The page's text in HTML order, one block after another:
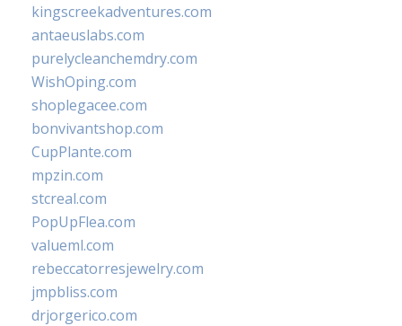
kingscreekadventures.com
antaeuslabs.com
purelycleanchemdry.com
WishOping.com
shoplegacee.com
bonvivantshop.com
CupPlante.com
mpzin.com
stcreal.com
PopUpFlea.com
valueml.com
rebeccatorresjewelry.com
jmpbliss.com
drjorgerico.com